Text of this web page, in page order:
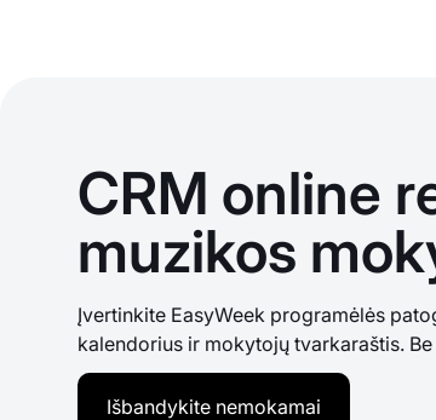
CRM online
muzikos
Įvertinkite EasyWeek programėlės
kalendorius ir mokytojų tvarkaraštis.
Išbandykite nemokamai